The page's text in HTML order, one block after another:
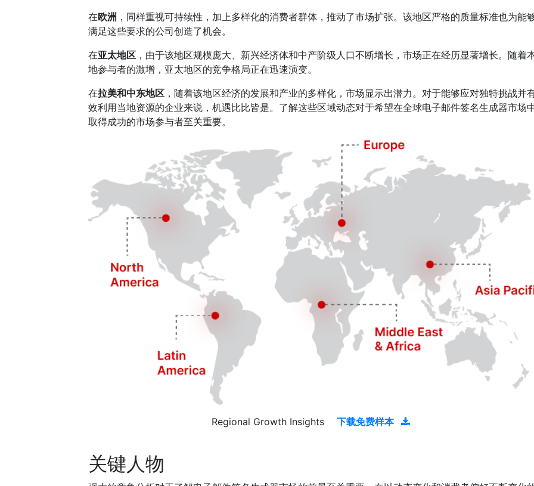
在欧洲 ，同样重视可持续性，加上多样化的消费者群体，推动了市场扩张。该地区严格的质量标准也为能
满足这些要求的公司创造了机会。
在亚太地区 ，由于该地区规模庞大、新兴经济体和中产阶级人口不断增长，市场正在经历显著增长。随着
地参与者的激增，亚太地区的竞争格局正在迅速演变。
在拉美和中东地区 ，随着该地区经济的发展和产业的多样化，市场显示出潜力。对于能够应对独特挑战并
效利用当地资源的企业来说，机遇比比皆是。了解这些区域动态对于希望在全球电子邮件签名生成器市场
取得成功的市场参与者至关重要。
Regional Growth Insights 下载免费样本
关键人物